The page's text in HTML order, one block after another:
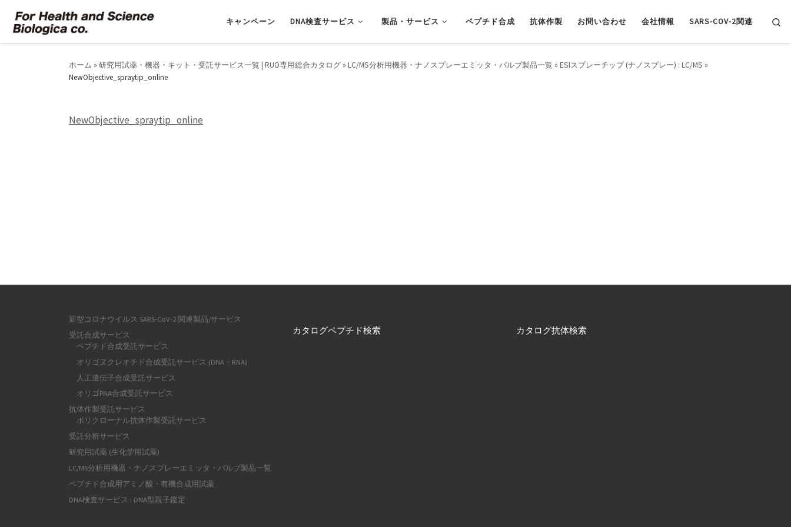
コンテンツへスキップ キャンペーン DNA検査サービス 製品・サービス ペプチド合成 抗体作製 お問い合わせ 会社情報 SARS-COV-2関連
ホーム » 研究用試薬・機器・キット・受託サービス一覧 | RUO専用総合カタログ » LC/MS分析用機器・ナノスプレーエミッタ・バルブ製品一覧 » ESIスプレーチップ (ナノスプレー) : LC/MS »
NewObjective_spraytip_online
NewObjective_spraytip_online
新型コロナウイルス SARS-CoV-2 関連製品/サービス
受託合成サービス
ペプチド合成受託サービス
オリゴヌクレオチド合成受託サービス (DNA・RNA)
人工遺伝子合成受託サービス
オリゴPNA合成受託サービス
抗体作製受託サービス
ポリクローナル抗体作製受託サービス
受託分析サービス
研究用試薬 (生化学用試薬)
LC/MS分析用機器・ナノスプレーエミッタ・バルブ製品一覧
ペプチド合成用アミノ酸・有機合成用試薬
DNA検査サービス : DNA型親子鑑定
カタログペプチド検索 カタログ抗体検索